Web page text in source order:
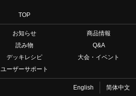
TOP
お知らせ
商品情報
読み物
Q&A
デッキレシピ
大会・イベント
ユーザーサポート
English 简体中文